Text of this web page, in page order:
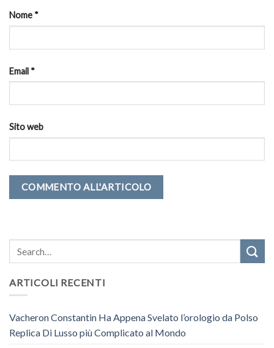
Nome *
Email *
Sito web
ARTICOLI RECENTI
Vacheron Constantin Ha Appena Svelato l’orologio da Polso
Replica Di Lusso più Complicato al Mondo